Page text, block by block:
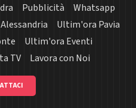
Pubblicità
Whatsapp
Ultim'ora Pavia
Ultim'ora Eventi
TV Lavora con Noi